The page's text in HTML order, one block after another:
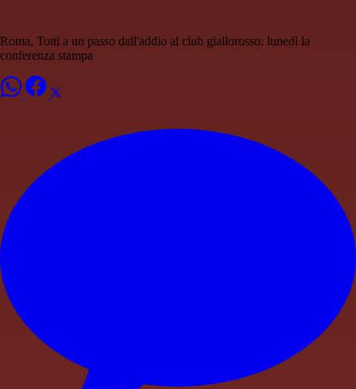
Roma, Totti a un passo dall'addio al club giallorosso: lunedì la
conferenza stampa